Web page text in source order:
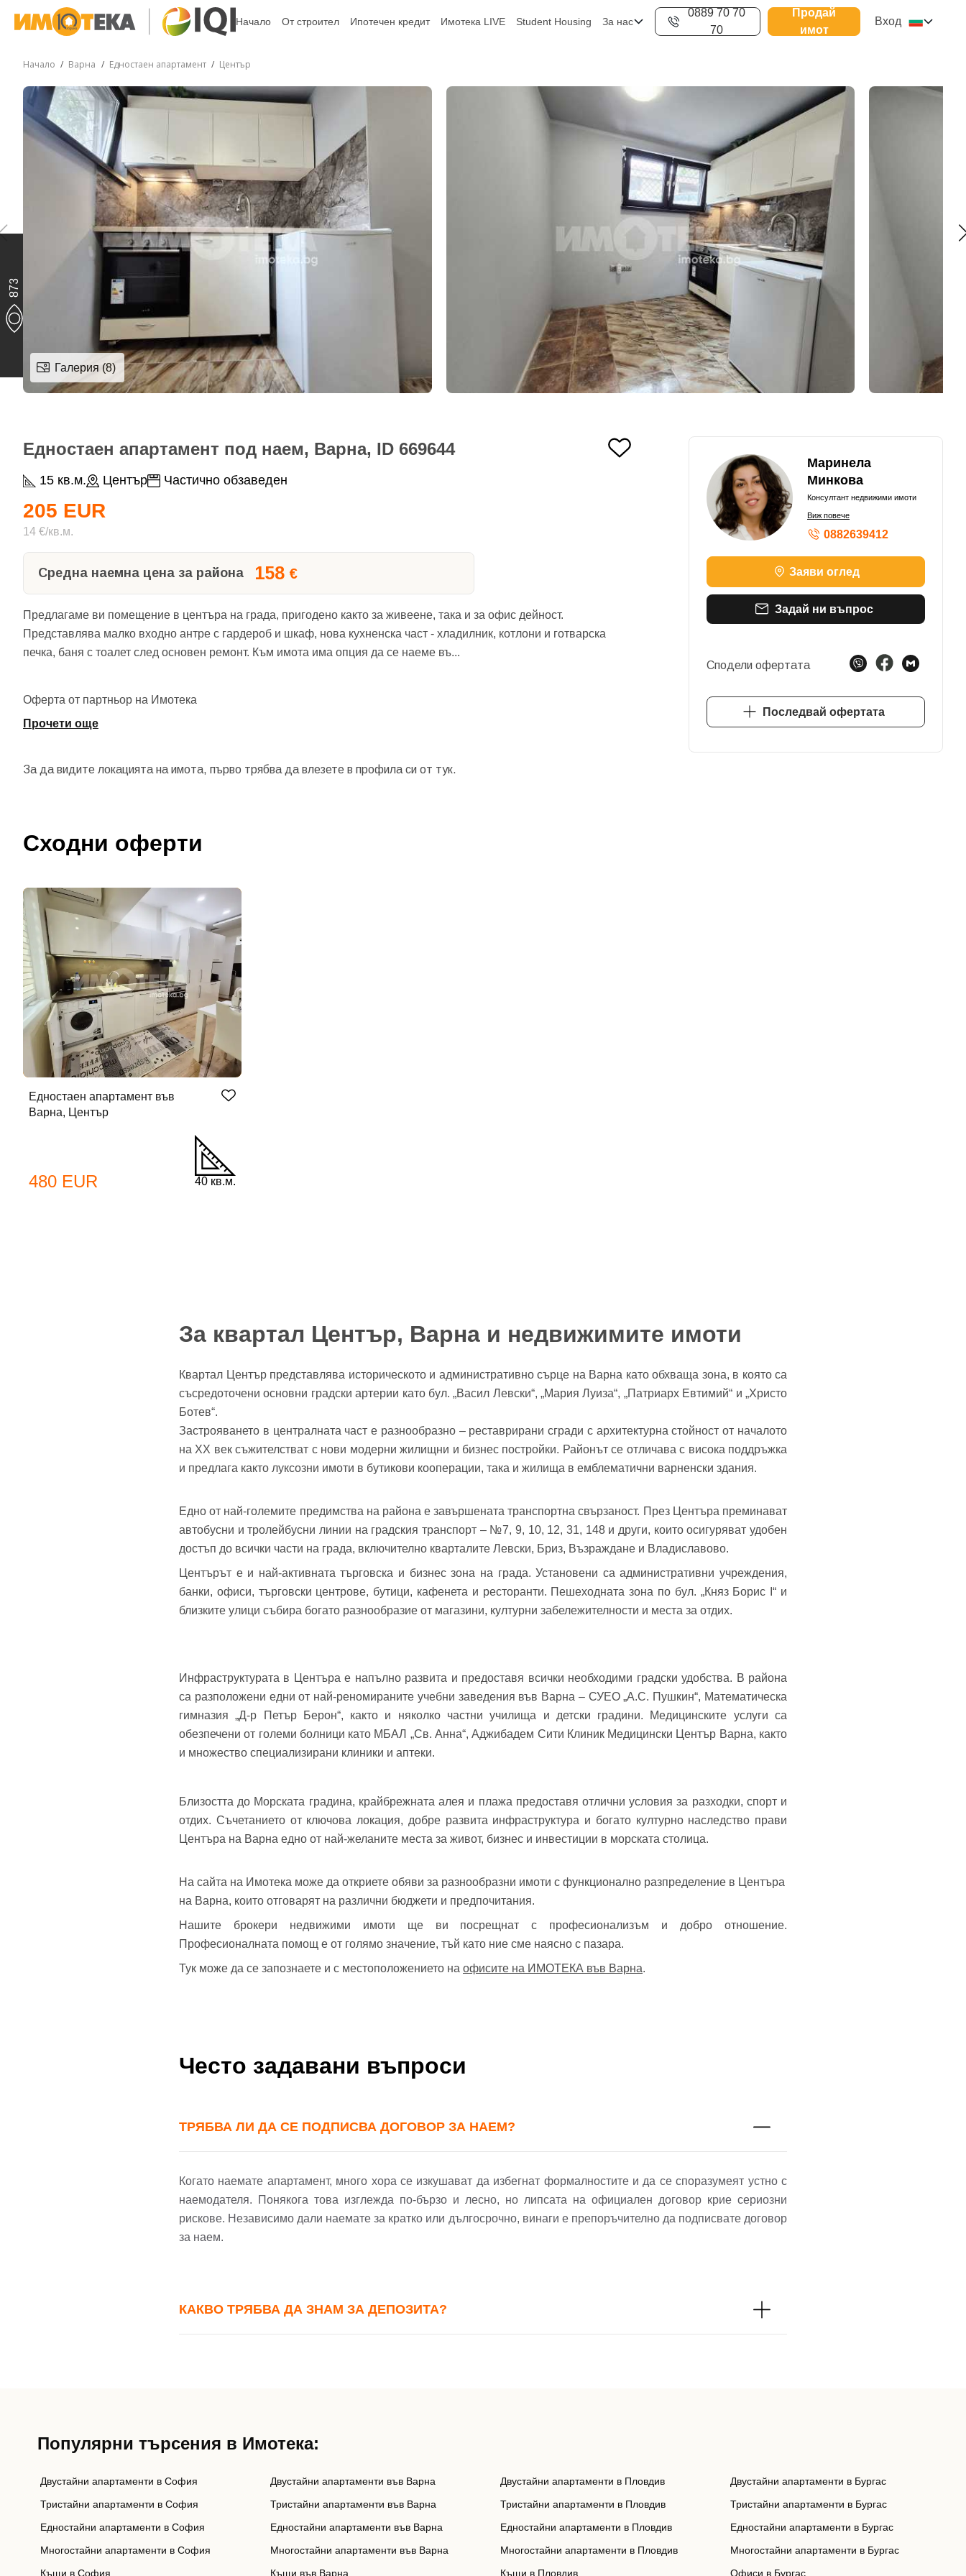
Начало От строител Ипотечен кредит Имотека LIVE Student Housing За нас
0889 70 70
70
Продай
имот
Вход
Вход Регистрация
Имейл Адрес
Вход
Вход с Google Вход с Facebook
Начало Варна Едностаен апартамент Център
873
Галерия (8)
Едностаен апартамент под наем, Варна, ID 669644
15 кв.м. Център Частично обзаведен
205 EUR
14 €/кв.м.
Средна наемна цена за района 158 €
Предлагаме ви помещение в центъра на града, пригодено както за живеене, така и за офис дейност.
Представлява малко входно антре с гардероб и шкаф, нова кухненска част - хладилник, котлони и готварска
печка, баня с тоалет след основен ремонт. Към имота има опция да се наеме въ...
Оферта от партньор на Имотека
Прочети още
За да видите локацията на имота, първо трябва да влезете в профила си от тук.
Маринела
Минкова
Консултант недвижими имоти
Виж повече
0882639412
Заяви оглед
Задай ни въпрос
Сподели офертата
Последвай офертата
Сходни оферти
Едностаен апартамент във
Варна, Център
480 EUR 40 кв.м.
За квартал Център, Варна и недвижимите имоти
Квартал Център представлява историческото и административно сърце на Варна като обхваща зона, в която са
съсредоточени основни градски артерии като бул. „Васил Левски“, „Мария Луиза“, „Патриарх Евтимий“ и „Христо
Ботев“.
Застрояването в централната част е разнообразно – реставрирани сгради с архитектурна стойност от началото
на XX век съжителстват с нови модерни жилищни и бизнес постройки. Районът се отличава с висока поддръжка
и предлага както луксозни имоти в бутикови кооперации, така и жилища в емблематични варненски здания.
Едно от най-големите предимства на района е завършената транспортна свързаност. През Центъра преминават
автобусни и тролейбусни линии на градския транспорт – №7, 9, 10, 12, 31, 148 и други, които осигуряват удобен
достъп до всички части на града, включително кварталите Левски, Бриз, Възраждане и Владиславово.
Центърът е и най-активната търговска и бизнес зона на града. Установени са административни учреждения,
банки, офиси, търговски центрове, бутици, кафенета и ресторанти. Пешеходната зона по бул. „Княз Борис I“ и
близките улици събира богато разнообразие от магазини, културни забележителности и места за отдих.
Инфраструктурата в Центъра е напълно развита и предоставя всички необходими градски удобства. В района
са разположени едни от най-реномираните учебни заведения във Варна – СУЕО „А.С. Пушкин“, Математическа
гимназия „Д-р Петър Берон“, както и няколко частни училища и детски градини. Медицинските услуги са
обезпечени от големи болници като МБАЛ „Св. Анна“, Аджибадем Сити Клиник Медицински Център Варна, както
и множество специализирани клиники и аптеки.
Близостта до Морската градина, крайбрежната алея и плажа предоставя отлични условия за разходки, спорт и
отдих. Съчетанието от ключова локация, добре развита инфраструктура и богато културно наследство прави
Центъра на Варна едно от най-желаните места за живот, бизнес и инвестиции в морската столица.
На сайта на Имотека може да откриете обяви за разнообразни имоти с функционално разпределение в Центъра
на Варна, които отговарят на различни бюджети и предпочитания.
Нашите брокери недвижими имоти ще ви посрещнат с професионализъм и добро отношение.
Професионалната помощ е от голямо значение, тъй като ние сме наясно с пазара.
Тук може да се запознаете и с местоположението на офисите на ИМОТЕКА във Варна.
Често задавани въпроси
ТРЯБВА ЛИ ДА СЕ ПОДПИСВА ДОГОВОР ЗА НАЕМ?
Когато наемате апартамент, много хора се изкушават да избегнат формалностите и да се споразумеят устно с
наемодателя. Понякога това изглежда по-бързо и лесно, но липсата на официален договор крие сериозни
рискове. Независимо дали наемате за кратко или дългосрочно, винаги е препоръчително да подписвате договор
за наем.
КАКВО ТРЯБВА ДА ЗНАМ ЗА ДЕПОЗИТА?
Имейл адрес*
Вашето запитване стигна до нас. Ще
Популярни търсения в Имотека:
Двустайни апартаменти в София
Тристайни апартаменти в София
Едностайни апартаменти в София
Многостайни апартаменти в София
Къщи в София
Двустайни апартаменти във Варна
Тристайни апартаменти във Варна
Едностайни апартаменти във Варна
Многостайни апартаменти във Варна
Къщи във Варна
Двустайни апартаменти в Пловдив
Тристайни апартаменти в Пловдив
Едностайни апартаменти в Пловдив
Многостайни апартаменти в Пловдив
Къщи в Пловдив
Двустайни апартаменти в Бургас
Тристайни апартаменти в Бургас
Едностайни апартаменти в Бургас
Многостайни апартаменти в Бургас
Офиси в Бургас